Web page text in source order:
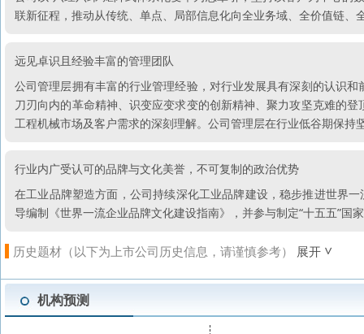
联新征程，推动从传统、单点、局部信息化向全业务域、全价值链、
远见卓识且经验丰富的管理团队
公司管理层拥有丰富的行业管理经验，对行业发展具有深刻的认识
刀刃向内的革命精神、识变应变求变的创新精神、聚力攻坚克难的
工程机械市场及客户需求的深刻理解。公司管理层在行业低谷期保
行业内广受认可的品牌与文化美誉，不可复制的政治优势
在工业品牌塑造方面，公司持续深化工业品牌建设，稳步推进世界
导编制《世界一流企业品牌文化建设指南》，并参与制定“十五五”
历史题材（以下为上市公司历史信息，请谨慎参考） 展开
机构预测